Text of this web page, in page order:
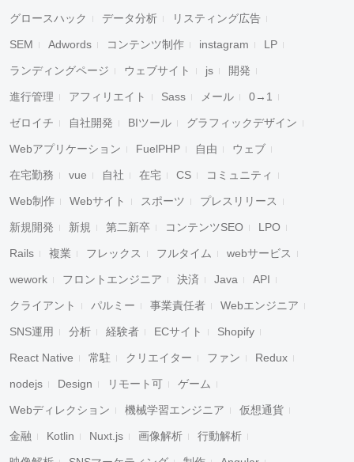
グロースハック データ分析 リスティング広告
SEM Adwords コンテンツ制作 instagram LP
ランディングページ ウェブサイト js 開発
進行管理 アフィリエイト Sass メール 0→1
ゼロイチ 自社開発 BIツール グラフィックデザイン
Webアプリケーション FuelPHP 自由 ウェブ
在宅勤務 vue 自社 在宅 CS コミュニティ
Web制作 Webサイト スポーツ プレスリリース
新規開発 新規 第二新卒 コンテンツSEO LPO
Rails 複業 フレックス フルタイム webサービス
wework フロントエンジニア 決済 Java API
クライアント パルミー 事業責任者 Webエンジニア
SNS運用 分析 経験者 ECサイト Shopify
React Native 常駐 クリエイター ファン Redux
nodejs Design リモート可 ゲーム
Webディレクション 機械学習エンジニア 仮想通貨
金融 Kotlin Nuxt.js 画像解析 行動解析